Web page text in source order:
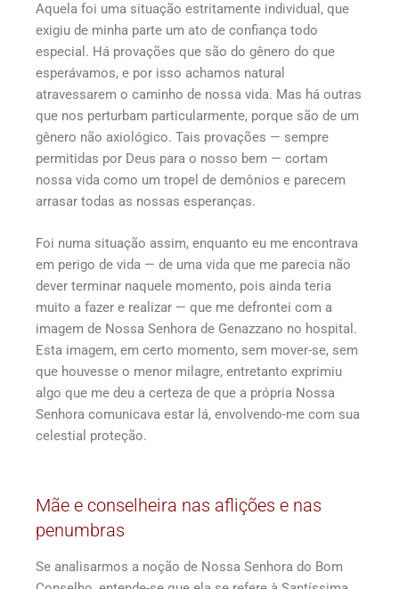
Aquela foi uma situação estritamente individual, que
exigiu de minha parte um ato de confiança todo
especial. Há provações que são do gênero do que
esperávamos, e por isso achamos natural
atravessarem o caminho de nossa vida. Mas há outras
que nos perturbam particularmente, porque são de um
gênero não axiológico. Tais provações — sempre
permitidas por Deus para o nosso bem — cortam
nossa vida como um tropel de demônios e parecem
arrasar todas as nossas esperanças.
Foi numa situação assim, enquanto eu me encontrava
em perigo de vida — de uma vida que me parecia não
dever terminar naquele momento, pois ainda teria
muito a fazer e realizar — que me defrontei com a
imagem de Nossa Senhora de Genazzano no hospital.
Esta imagem, em certo momento, sem mover-se, sem
que houvesse o menor milagre, entretanto exprimiu
algo que me deu a certeza de que a própria Nossa
Senhora comunicava estar lá, envolvendo-me com sua
celestial proteção.
Mãe e conselheira nas aflições e nas
penumbras
Se analisarmos a noção de Nossa Senhora do Bom